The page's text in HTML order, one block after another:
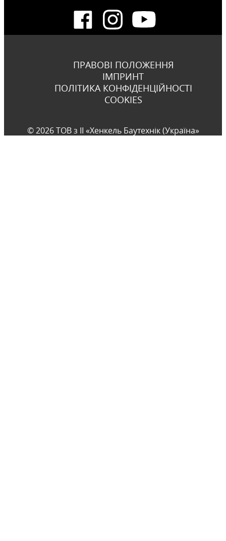
ПРАВОВІ ПОЛОЖЕННЯ
ІМПРИНТ
ПОЛІТИКА КОНФІДЕНЦІЙНОСТІ
COOKIES
© 2026 ТОВ з ІІ «Хенкель Баутехнік (Україна»